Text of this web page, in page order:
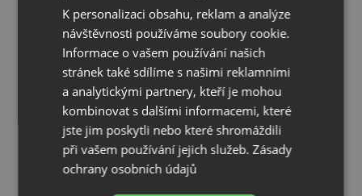
Aquastone NEO 40 černá metalická
KOUPIT
K personalizaci obsahu, reklam a analýze
návštěvnosti používáme soubory cookie.
Informace o vašem používání našich
stránek také sdílíme s našimi reklamními
a analytickými partnery, kteří je mohou
kombinovat s dalšími informacemi, které
jste jim poskytli nebo které shromáždili
při vašem používání jejich služeb.Zásady
ochrany osobních údajů